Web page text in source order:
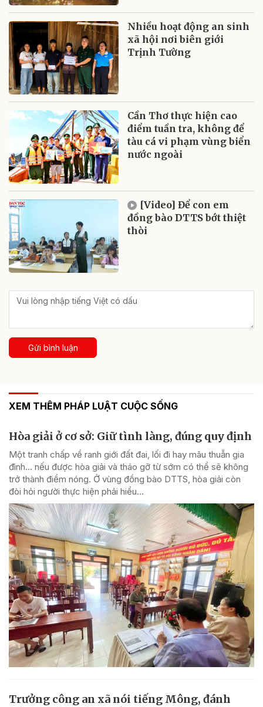
Nhiều hoạt động an sinh
xã hội nơi biên giới
Trịnh Tường
Cần Thơ thực hiện cao
điểm tuần tra, không để
tàu cá vi phạm vùng biển
nước ngoài
[Video] Để con em
đồng bào DTTS bớt thiệt
thòi
Gửi bình luận
XEM THÊM PHÁP LUẬT CUỘC SỐNG
Hòa giải ở cơ sở: Giữ tình làng, đúng quy định
Một tranh chấp về ranh giới đất đai, lối đi hay mâu thuẫn gia
đình... nếu được hòa giải và tháo gỡ từ sớm có thể sẽ không
trở thành điểm nóng. Ở vùng đồng bào DTTS, hòa giải còn
đòi hỏi người thực hiện phải hiểu...
Trưởng công an xã nói tiếng Mông, đánh